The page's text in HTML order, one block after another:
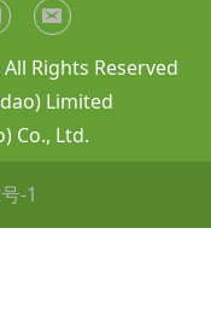
Rights Reserved
Limited
Co., Ltd.
-1